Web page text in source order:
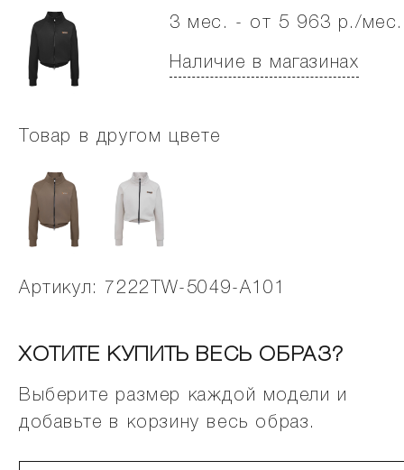
3 мес. - от 5 963 р./мес.
Наличие в магазинах
Товар в другом цвете
Артикул: 7222TW-5049-A101
ХОТИТЕ КУПИТЬ ВЕСЬ ОБРАЗ?
Выберите размер каждой модели и
добавьте в корзину весь образ.